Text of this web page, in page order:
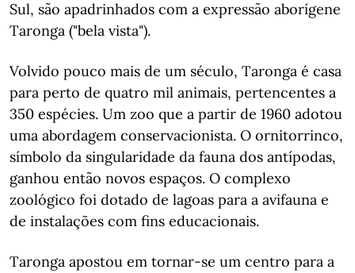
Sul, são apadrinhados com a expressão aborígene
Taronga ("bela vista").
Volvido pouco mais de um século, Taronga é casa
para perto de quatro mil animais, pertencentes a
350 espécies. Um zoo que a partir de 1960 adotou
uma abordagem conservacionista. O ornitorrinco,
símbolo da singularidade da fauna dos antípodas,
ganhou então novos espaços. O complexo
zoológico foi dotado de lagoas para a avifauna e
de instalações com fins educacionais.
Taronga apostou em tornar-se um centro para a